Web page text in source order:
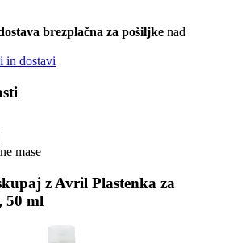
brezplačna za pošiljke nad
in dostavi
mase
z Avril Plastenka za
50 ml